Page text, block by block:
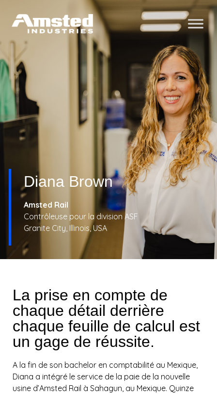
Diana Brown
Amsted Rail
Contrôleuse pour la division ASF
Granite City, Illinois, USA
La prise en compte de
chaque détail derrière
chaque feuille de calcul est
un gage de réussite.
A la fin de son bachelor en comptabilité au Mexique,
Diana a intégré le service de la paie de la nouvelle
usine d’Amsted Rail à Sahagun, au Mexique. Quinze